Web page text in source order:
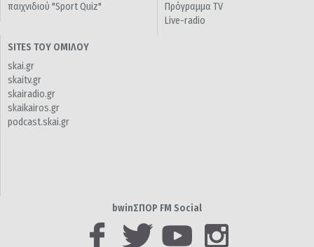
παιχνιδιού "Sport Quiz"
Πρόγραμμα TV
Live-radio
SITES ΤΟΥ ΟΜΙΛΟΥ
skai.gr
skaitv.gr
skairadio.gr
skaikairos.gr
podcast.skai.gr
bwinΣΠΟΡ FM Social